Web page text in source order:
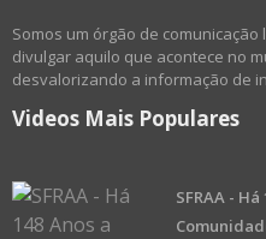
Somos um órgão de
divulgar aquilo que acontece no
desvalorizando a informação de
Videos Mais Populares
SFRAA -